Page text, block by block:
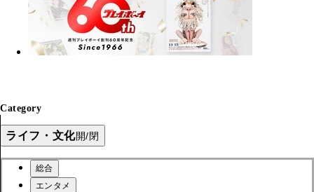
Category
ライフ・文化開/閉
総合
エンタメ